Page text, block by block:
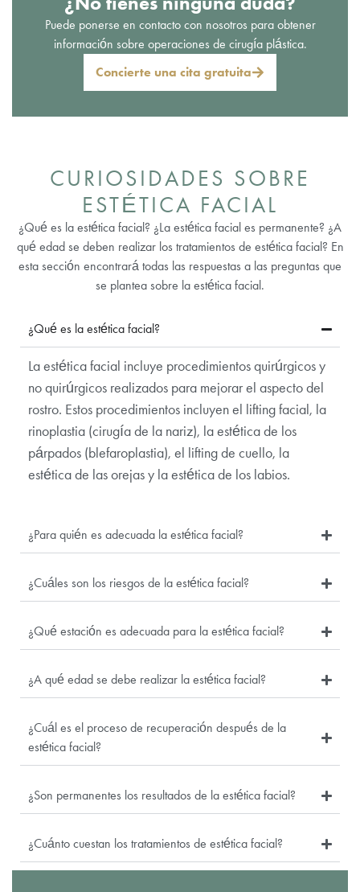
Puede ponerse en contacto con nosotros para obtener
información sobre operaciones de cirugía plástica.
Concierte una cita gratuita
CURIOSIDADES SOBRE
ESTÉTICA FACIAL
¿Qué es la estética facial? ¿La estética facial es permanente? ¿A
qué edad se deben realizar los tratamientos de estética facial? En
esta sección encontrará todas las respuestas a las preguntas que
se plantea sobre la estética facial.
¿Qué es la estética facial?
La estética facial incluye procedimientos quirúrgicos y
no quirúrgicos realizados para mejorar el aspecto del
rostro. Estos procedimientos incluyen el lifting facial, la
rinoplastia (cirugía de la nariz), la estética de los
párpados (blefaroplastia), el lifting de cuello, la
estética de las orejas y la estética de los labios.
¿Para quién es adecuada la estética facial?
¿Cuáles son los riesgos de la estética facial?
¿Qué estación es adecuada para la estética facial?
¿A qué edad se debe realizar la estética facial?
¿Cuál es el proceso de recuperación después de la
estética facial?
¿Son permanentes los resultados de la estética facial?
¿Cuánto cuestan los tratamientos de estética facial?